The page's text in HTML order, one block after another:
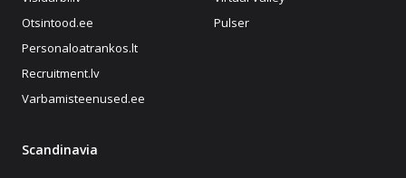
Otsintood.ee
Personaloatrankos.lt
Recruitment.lv
Varbamisteenused.ee
Pulser
Scandinavia